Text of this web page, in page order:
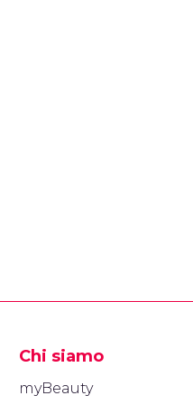
Chi siamo
myBeauty